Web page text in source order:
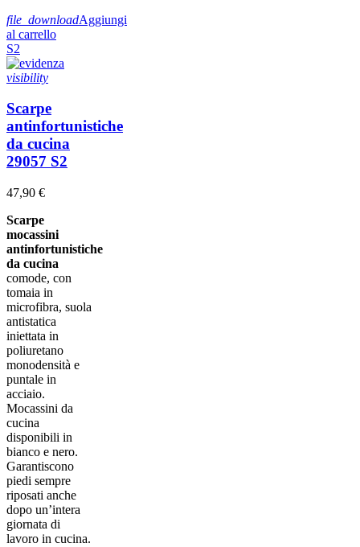
file_downloadAggiungi
al carrello
S2
visibility
Scarpe
antinfortunistiche
da cucina
29057 S2
47,90 €
Scarpe
mocassini
antinfortunistiche
da cucina
comode, con
tomaia in
microfibra, suola
antistatica
iniettata in
poliuretano
monodensità e
puntale in
acciaio.
Mocassini da
cucina
disponibili in
bianco e nero.
Garantiscono
piedi sempre
riposati anche
dopo un’intera
giornata di
lavoro in cucina.